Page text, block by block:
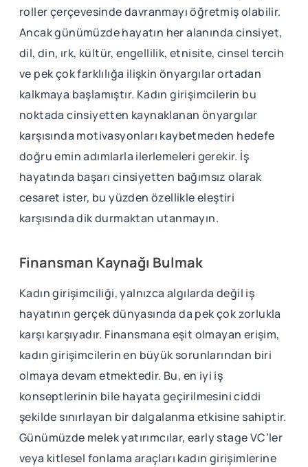
roller çerçevesinde davranmayı öğretmiş olabilir.
Ancak günümüzde hayatın her alanında cinsiyet,
dil, din, ırk, kültür, engellilik, etnisite, cinsel tercih
ve pek çok farklılığa ilişkin önyargılar ortadan
kalkmaya başlamıştır. Kadın girişimcilerin bu
noktada cinsiyetten kaynaklanan önyargılar
karşısında motivasyonları kaybetmeden hedefe
doğru emin adımlarla ilerlemeleri gerekir. İş
hayatında başarı cinsiyetten bağımsız olarak
cesaret ister, bu yüzden özellikle eleştiri
karşısında dik durmaktan utanmayın.
Finansman Kaynağı Bulmak
Kadın girişimciliği, yalnızca algılarda değil iş
hayatının gerçek dünyasında da pek çok zorlukla
karşı karşıyadır. Finansmana eşit olmayan erişim,
kadın girişimcilerin en büyük sorunlarından biri
olmaya devam etmektedir. Bu, en iyi iş
konseptlerinin bile hayata geçirilmesini ciddi
şekilde sınırlayan bir dalgalanma etkisine sahiptir.
Günümüzde melek yatırımcılar, early stage VC’ler
veya kitlesel fonlama araçları kadın girişimlerine